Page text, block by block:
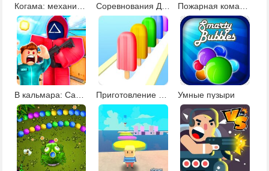
Соревнования Дисней
Умные пузыри